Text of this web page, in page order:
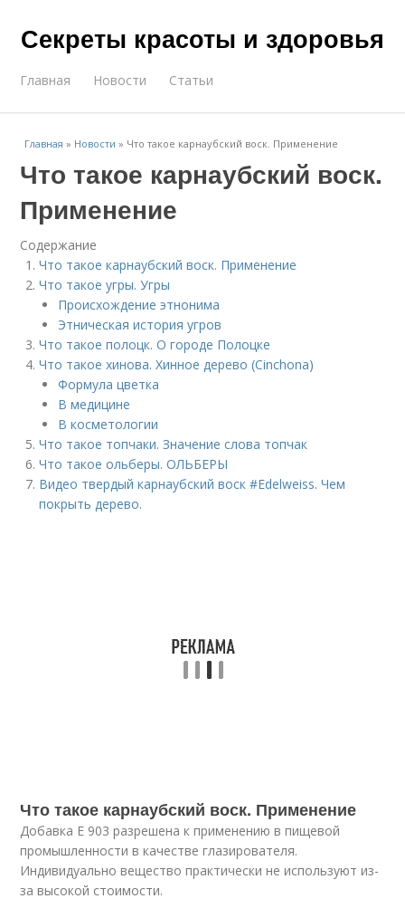
Секреты красоты и здоровья
Главная Новости Статьи
Главная » Новости » Что такое карнаубский воск. Применение
Что такое карнаубский воск.
Применение
Содержание
Что такое карнаубский воск. Применение
Что такое угры. Угры
Происхождение этнонима
Этническая история угров
Что такое полоцк. О городе Полоцке
Что такое хинова. Хинное дерево (Cinchona)
Формула цветка
В медицине
В косметологии
Что такое топчаки. Значение слова топчак
Что такое ольберы. ОЛЬБЕРЫ
Видео твердый карнаубский воск #Edelweiss. Чем
покрыть дерево.
Что такое карнаубский воск. Применение
Добавка E 903 разрешена к применению в пищевой
промышленности в качестве глазирователя.
Индивидуально вещество практически не используют из-
за высокой стоимости.